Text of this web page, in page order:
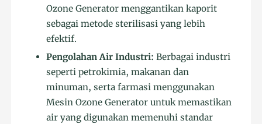
Ozone Generator menggantikan kaporit
sebagai metode sterilisasi yang lebih
efektif.
Pengolahan Air Industri: Berbagai industri
seperti petrokimia, makanan dan
minuman, serta farmasi menggunakan
Mesin Ozone Generator untuk memastikan
air yang digunakan memenuhi standar